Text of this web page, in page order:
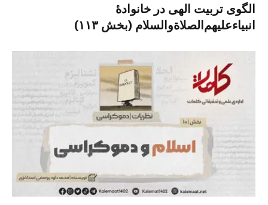
الگوی تربیت الهی در خانوادۀ
انبیاءعلیهم‌الصلاةو‌السلام (بخش ۱۱۳)